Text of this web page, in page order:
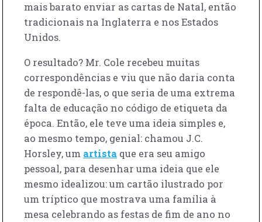
mais barato enviar as cartas de Natal, então
tradicionais na Inglaterra e nos Estados
Unidos.
O resultado? Mr. Cole recebeu muitas
correspondências e viu que não daria conta
de respondê-las, o que seria de uma extrema
falta de educação no código de etiqueta da
época. Então, ele teve uma ideia simples e,
ao mesmo tempo, genial: chamou J.C.
Horsley, um artista que era seu amigo
pessoal, para desenhar uma ideia que ele
mesmo idealizou: um cartão ilustrado por
um tríptico que mostrava uma família à
mesa celebrando as festas de fim de ano no